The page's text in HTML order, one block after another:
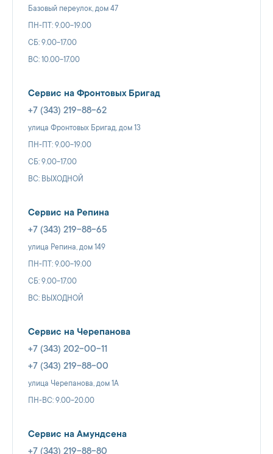
Базовый переулок, дом 47
ПН-ПТ: 9.00-19.00
СБ: 9.00-17.00
ВС: 10.00-17.00
Сервис на Фронтовых Бригад
+7 (343) 219-88-62
улица Фронтовых Бригад, дом 13
ПН-ПТ: 9.00-19.00
СБ: 9.00-17.00
ВС: ВЫХОДНОЙ
Сервис на Репина
+7 (343) 219-88-65
улица Репина, дом 149
ПН-ПТ: 9.00-19.00
СБ: 9.00-17.00
ВС: ВЫХОДНОЙ
Сервис на Черепанова
+7 (343) 202-00-11
+7 (343) 219-88-00
улица Черепанова, дом 1А
ПН-ВС: 9.00-20.00
Сервис на Амундсена
+7 (343) 219-88-80